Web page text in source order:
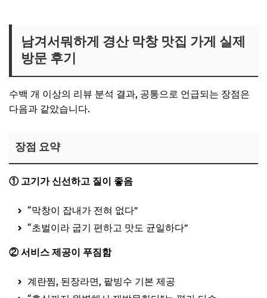
남겨서뭐하게 경산 막창 맛집 가게 실제
방문 후기
수백 개 이상의 리뷰 분석 결과, 공통으로 언급되는 장점은
다음과 같았습니다.
장점 요약
① 고기가 신선하고 질이 좋음
“막창이 잡내가 전혀 없다”
“초벌이라 굽기 편하고 맛도 균일하다”
② 서비스 제공이 푸짐함
계란찜, 된장라면, 팥빙수 기본 제공